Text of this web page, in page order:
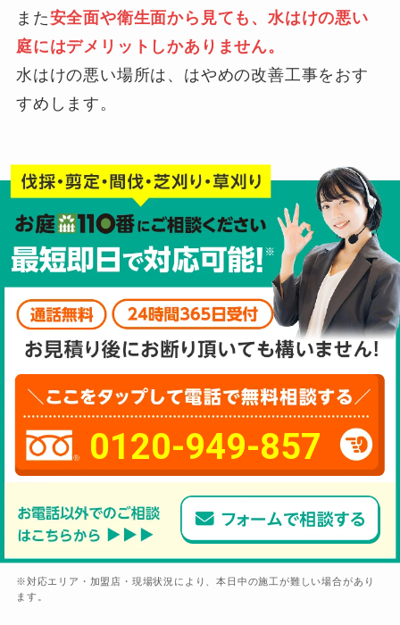
また安全面や衛生面から見ても、水はけの悪い
庭にはデメリットしかありません。
水はけの悪い場所は、はやめの改善工事をおす
すめします。
0120-949-857
※対応エリア・加盟店・現場状況により、本日中の施工が難しい場合があり
ます。